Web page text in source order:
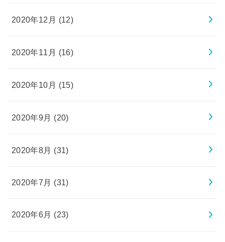
2020年12月 (12)
2020年11月 (16)
2020年10月 (15)
2020年9月 (20)
2020年8月 (31)
2020年7月 (31)
2020年6月 (23)